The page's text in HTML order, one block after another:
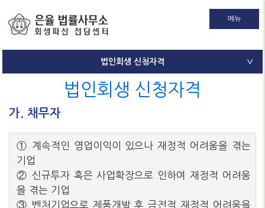
메뉴
법인회생 신청자격 ∨
법인회생 신청자격
가. 채무자
① 계속적인 영업이익이 있으나 재정적 어려움을 겪는
기업
② 신규투자 혹은 사업확장으로 인하여 재정적 어려움
을 겪는 기업
③ 벤처기업으로 제품개발 후 금전적 재정적 어려움을